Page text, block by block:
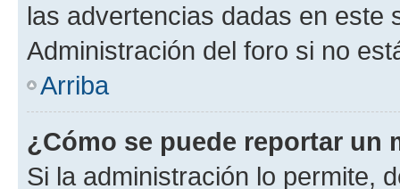
las advertencias dadas en este
Administración del foro si no
Arriba
¿Cómo se puede reportar un
Si la administración lo permite,